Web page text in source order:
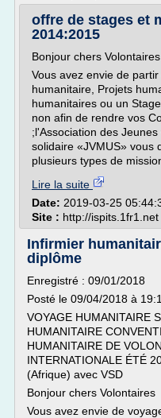
offre de stages et
2014:2015
Bonjour chers Volontaires
Vous avez envie de
humanitaire, Projets
humanitaires ou un
non afin de rendre vos
;l'Association des
solidaire «JVMUS» vous
plusieurs types de
Lire la suite
Date: 2019-03-25
Site : http://ispits.1fr1.net
Infirmier
diplôme
Enregistré : 09/01/2018
Posté le 09/04/2018 à
VOYAGE HUMANITAIRE
HUMANITAIRE
HUMANITAIRE DE
INTERNATIONALE ÉTÉ
(Afrique) avec VSD
Bonjour chers Volontaires
Vous avez envie de